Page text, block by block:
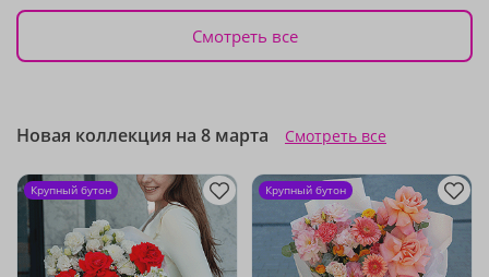
Смотреть все
Новая коллекция на 8 марта Смотреть все
Крупный бутон Крупный бутон